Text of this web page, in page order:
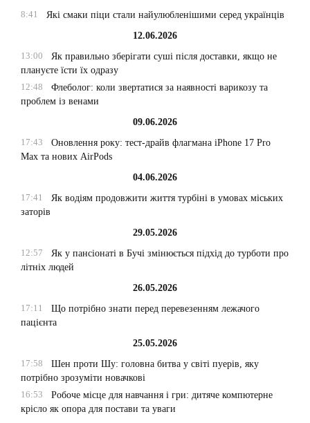
8:41
Які смаки піци стали найулюбленішими серед українців
12.06.2026
13:00
Як правильно зберігати суші після доставки, якщо не
плануєте їсти їх одразу
12:48
Флеболог: коли звертатися за наявності варикозу та
проблем із венами
09.06.2026
17:43
Оновлення року: тест-драйв флагмана iPhone 17 Pro
Max та нових AirPods
04.06.2026
17:41
Як водіям продовжити життя турбіні в умовах міських
заторів
29.05.2026
12:57
Як у пансіонаті в Бучі змінюється підхід до турботи про
літніх людей
26.05.2026
17:11
Що потрібно знати перед перевезенням лежачого
пацієнта
25.05.2026
17:58
Шен проти Шу: головна битва у світі пуерів, яку
потрібно зрозуміти новачкові
16:53
Робоче місце для навчання і гри: дитяче компютерне
крісло як опора для постави та уваги